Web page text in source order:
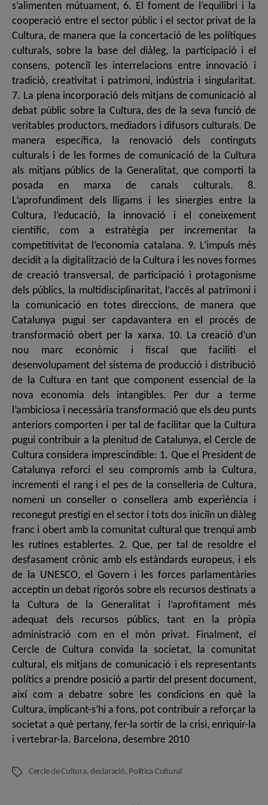
s’alimenten mútuament, 6. El foment de l’equilibri i la
cooperació entre el sector públic i el sector privat de la
Cultura, de manera que la concertació de les polítiques
culturals, sobre la base del diàleg, la participació i el
consens, potenciï les interrelacions entre innovació i
tradició, creativitat i patrimoni, indústria i singularitat.
7. La plena incorporació dels mitjans de comunicació al
debat públic sobre la Cultura, des de la seva funció de
veritables productors, mediadors i difusors culturals. De
manera específica, la renovació dels continguts
culturals i de les formes de comunicació de la Cultura
als mitjans públics de la Generalitat, que comporti la
posada en marxa de canals culturals. 8.
L’aprofundiment dels lligams i les sinergies entre la
Cultura, l’educació, la innovació i el coneixement
científic, com a estratègia per incrementar la
competitivitat de l’economia catalana. 9. L’impuls més
decidit a la digitalització de la Cultura i les noves formes
de creació transversal, de participació i protagonisme
dels públics, la multidisciplinaritat, l’accés al patrimoni i
la comunicació en totes direccions, de manera que
Catalunya pugui ser capdavantera en el procés de
transformació obert per la xarxa. 10. La creació d’un
nou marc econòmic i fiscal que faciliti el
desenvolupament del sistema de producció i distribució
de la Cultura en tant que component essencial de la
nova economia dels intangibles. Per dur a terme
l’ambiciosa i necessària transformació que els deu punts
anteriors comporten i per tal de facilitar que la Cultura
pugui contribuir a la plenitud de Catalunya, el Cercle de
Cultura considera imprescindible: 1. Que el President de
Catalunya reforci el seu compromís amb la Cultura,
incrementi el rang i el pes de la conselleria de Cultura,
nomeni un conseller o consellera amb experiència i
reconegut prestigi en el sector i tots dos iniciïn un diàleg
franc i obert amb la comunitat cultural que trenqui amb
les rutines establertes. 2. Que, per tal de resoldre el
desfasament crònic amb els estàndards europeus, i els
de la UNESCO, el Govern i les forces parlamentàries
acceptin un debat rigorós sobre els recursos destinats a
la Cultura de la Generalitat i l’aprofitament més
adequat dels recursos públics, tant en la pròpia
administració com en el món privat. Finalment, el
Cercle de Cultura convida la societat, la comunitat
cultural, els mitjans de comunicació i els representants
polítics a prendre posició a partir del present document,
així com a debatre sobre les condicions en què la
Cultura, implicant-s’hi a fons, pot contribuir a reforçar la
societat a què pertany, fer-la sortir de la crisi, enriquir-la
i vertebrar-la. Barcelona, desembre 2010
EtiquetesCercle de Cultura,declaració, Política Cultural